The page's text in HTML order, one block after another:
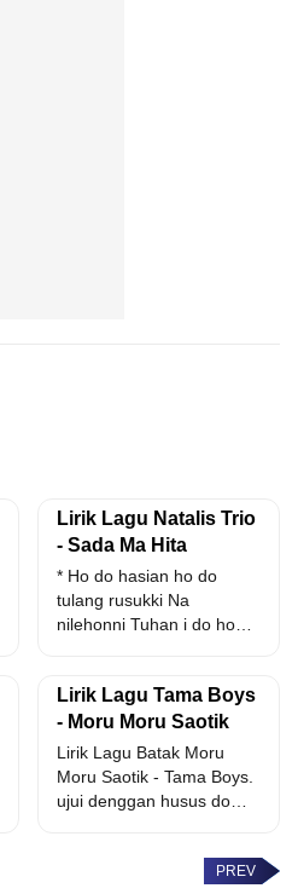
Lirik Lagu Natalis Trio
- Sada Ma Hita
* Ho do hasian ho do
tulang rusukki Na
nilehonni Tuhan i do ho
Lirik Lagu Tama Boys
- Moru Moru Saotik
Lirik Lagu Batak Moru
Moru Saotik - Tama Boys.
ujui denggan husus do